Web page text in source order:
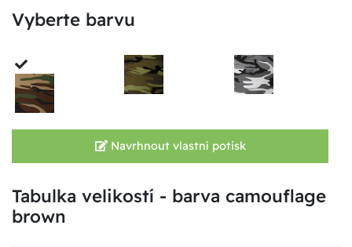
Vyberte barvu
Navrhnout vlastní potisk
Tabulka velikostí - barva camouflage
brown